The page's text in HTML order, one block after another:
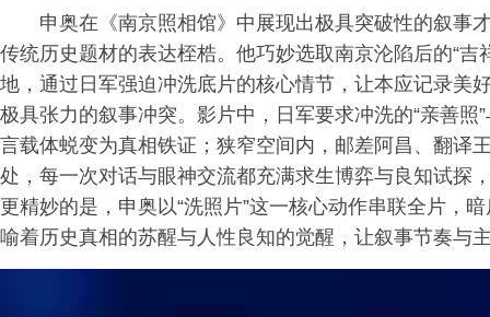
申奥在《南京照相馆》中展现出极具突破性的叙事
传统历史题材的表达桎梏。他巧妙选取南京沦陷后的“
地，通过日军强迫冲洗底片的核心情节，让本应记录美
极具张力的叙事冲突。影片中，日军要求冲洗的“亲善
言载体蜕变为真相铁证；狭窄空间内，邮差阿昌、翻译
处，每一次对话与眼神交流都充满求生博弈与良知试探
更精妙的是，申奥以“洗照片”这一核心动作串联全片，
喻着历史真相的苏醒与人性良知的觉醒，让叙事节奏与